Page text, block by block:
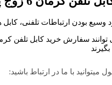
وسیع بودن ارتباطات تلفنی،
با ما در ارتباط باشید: